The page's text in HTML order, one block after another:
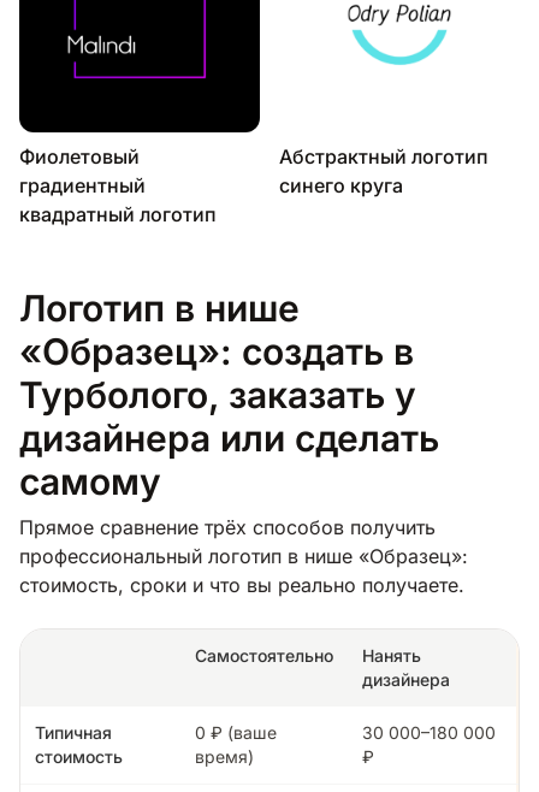
Фиолетовый
градиентный
квадратный логотип
Абстрактный логотип
синего круга
Логотип в нише
«Образец»: создать в
Турболого, заказать у
дизайнера или сделать
самому
Прямое сравнение трёх способов получить
профессиональный логотип в нише «Образец»:
стоимость, сроки и что вы реально получаете.
Самостоятельно
Нанять
дизайнера
Типичная
стоимость
0 ₽ (ваше
время)
30 000–180 000
₽